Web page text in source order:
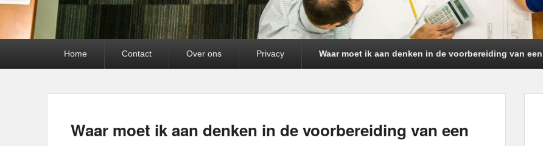
Home Contact Over ons Privacy Waar moet ik aan denken in de voorbereiding van
Waar moet ik aan denken in de voorbereiding van een